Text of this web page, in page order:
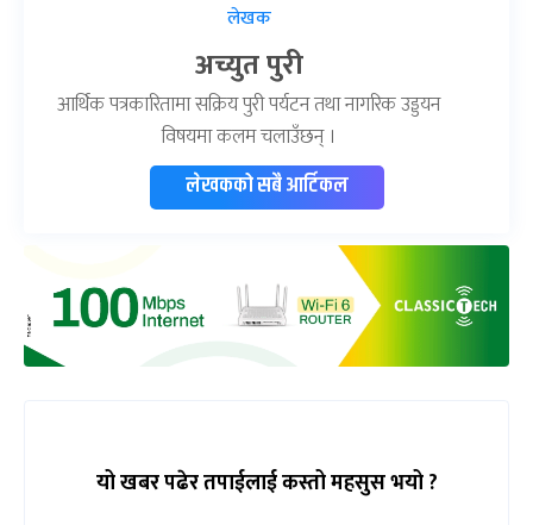
लेखक
अच्युत पुरी
आर्थिक पत्रकारितामा सक्रिय पुरी पर्यटन तथा नागरिक उड्डयन
विषयमा कलम चलाउँछन् ।
लेखकको सबै आर्टिकल
यो खबर पढेर तपाईलाई कस्तो महसुस भयो ?